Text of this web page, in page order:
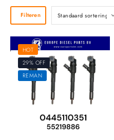
Filteren
HOT
29% OFF
REMAN